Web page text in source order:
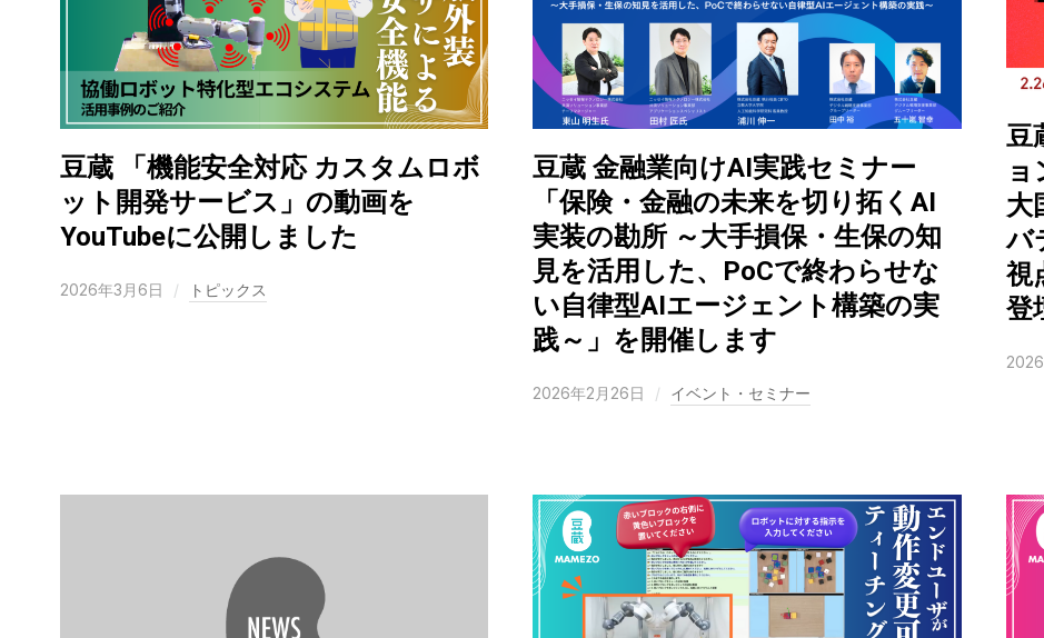
豆蔵 「機能安全対応 カスタムロボ
ット開発サービス」の動画を
YouTubeに公開しました
2026年3月6日 トピックス
豆蔵 金融業向けAI実践セミナー
「保険・金融の未来を切り拓くAI
実装の勘所 ～大手損保・生保の知
見を活用した、PoCで終わらせな
い自律型AIエージェント構築の実
践～」を開催します
2026年2月26日 イベント・セミナー
豆
大
バ
視
登